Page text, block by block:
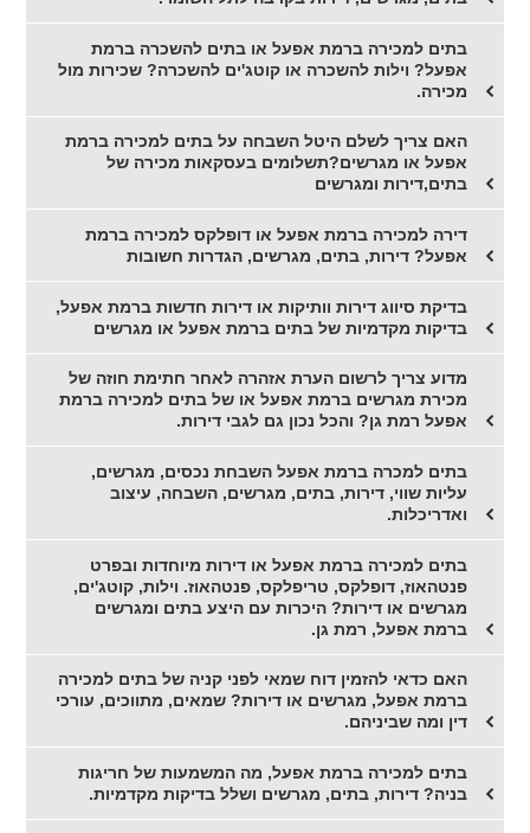
בתים למכירה ברמת אפעל או בתים להשכרה ברמת
אפעל? וילות להשכרה או קוטג'ים להשכרה? שכירות מול
מכירה.
האם צריך לשלם היטל השבחה על בתים למכירה ברמת
אפעל או מגרשים?תשלומים בעסקאות מכירה של
בתים,דירות ומגרשים
דירה למכירה ברמת אפעל או דופלקס למכירה ברמת
אפעל? דירות, בתים, מגרשים, הגדרות חשובות
בדיקת סיווג דירות וותיקות או דירות חדשות ברמת אפעל,
בדיקות מקדמיות של בתים ברמת אפעל או מגרשים
מדוע צריך לרשום הערת אזהרה לאחר חתימת חוזה של
מכירת מגרשים ברמת אפעל או של בתים למכירה ברמת
אפעל רמת גן? והכל נכון גם לגבי דירות.
בתים למכרה ברמת אפעל השבחת נכסים, מגרשים,
עליות שווי, דירות, בתים, מגרשים, השבחה, עיצוב
ואדריכלות.
בתים למכירה ברמת אפעל או דירות מיוחדות ובפרט
פנטהאוז, דופלקס, טריפלקס, פנטהאוז. וילות, קוטג'ים,
מגרשים או דירות? היכרות עם היצע בתים ומגרשים
ברמת אפעל, רמת גן.
האם כדאי להזמין דוח שמאי לפני קניה של בתים למכירה
ברמת אפעל, מגרשים או דירות? שמאים, מתווכים, עורכי
דין ומה שביניהם.
בתים למכירה ברמת אפעל, מה המשמעות של חריגות
בניה? דירות, בתים, מגרשים ושלל בדיקות מקדמיות.